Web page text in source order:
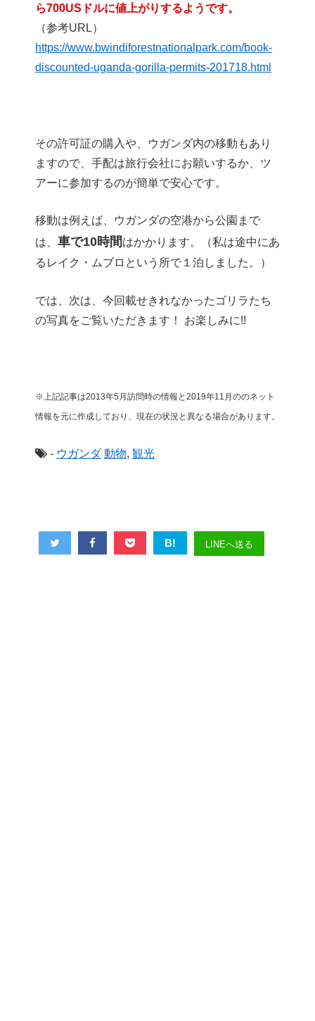
ら700USドルに値上がりするようです。
（参考URL）
https://www.bwindiforestnationalpark.com/book-
discounted-uganda-gorilla-permits-201718.html
その許可証の購入や、ウガンダ内の移動もあり
ますので、手配は旅行会社にお願いするか、ツ
アーに参加するのが簡単で安心です。
移動は例えば、ウガンダの空港から公園まで
は、 車で10時間はかかります。（私は途中にあ
るレイク・ムブロという所で１泊しました。）
では、次は、今回載せきれなかったゴリラたち
の写真をご覧いただきます！ お楽しみに!!
※上記記事は2013年5月訪問時の情報と2019年11月ののネット
情報を元に作成しており、現在の状況と異なる場合があります。
- ウガンダ 動物, 観光
B! LINEへ送る